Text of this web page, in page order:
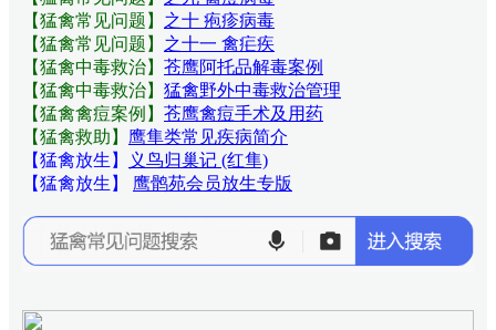
【猛禽常见问题 】 之十 疱疹病毒
【猛禽常见问题 】 之十一 禽疟疾
【猛禽中毒救治】 苍鹰阿托品解毒案例
【猛禽中毒救治】 猛禽野外中毒救治管理
【猛禽禽痘案例】 苍鹰禽痘手术及用药
【猛禽救助】 鹰隼类常见疾病简介
【猛禽放生】
义鸟归巢记 (红隼)
【猛禽放生】
鹰鹘苑会员放生专版